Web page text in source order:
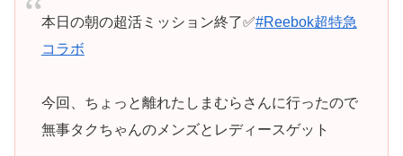
本日の朝の超活ミッション終了✅#Reebok超特急
コラボ
今回、ちょっと離れたしまむらさんに行ったので
無事タクちゃんのメンズとレディースゲット